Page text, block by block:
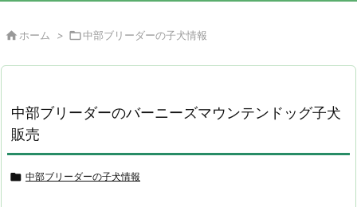
次へ
検索
 ホーム > 中部ブリーダーの子犬情報
中部ブリーダーのバーニーズマウンテンドッグ子犬
販売
 中部ブリーダーの子犬情報